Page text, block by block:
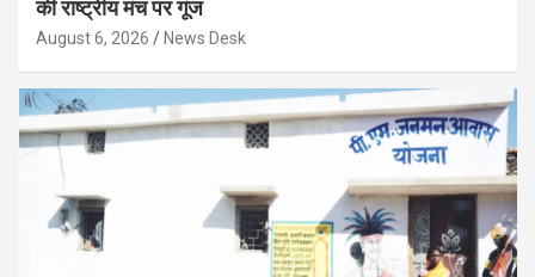
की राष्ट्रीय मंच पर गूंज
August 6, 2026 News Desk